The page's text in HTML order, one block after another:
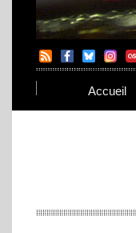
Accueil